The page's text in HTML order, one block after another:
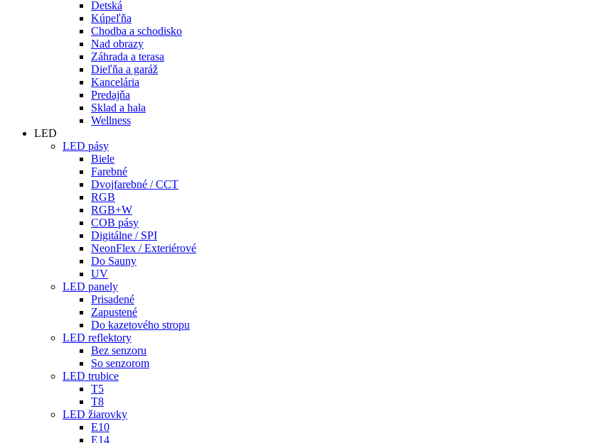
Detská
Kúpeľňa
Chodba a schodisko
Nad obrazy
Záhrada a terasa
Dieľňa a garáž
Kancelária
Predajňa
Sklad a hala
Wellness
LED
LED pásy
Biele
Farebné
Dvojfarebné / CCT
RGB
RGB+W
COB pásy
Digitálne / SPI
NeonFlex / Exteriérové
Do Sauny
UV
LED panely
Prisadené
Zapustené
Do kazetového stropu
LED reflektory
Bez senzoru
So senzorom
LED trubice
T5
T8
LED žiarovky
E10
E14